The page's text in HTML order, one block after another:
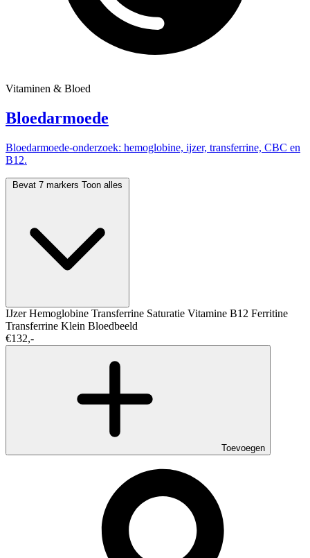
Vitaminen & Bloed
Bloedarmoede
Bloedarmoede-onderzoek: hemoglobine, ijzer, transferrine, CBC en
B12.
Bevat 7 markers Toon alles
IJzerHemoglobine Transferrine Saturatie Vitamine B12 Ferritine
Transferrine Klein Bloedbeeld
€132,-
Toevoegen